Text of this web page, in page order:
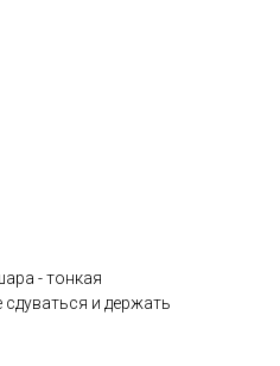
- тонкая
и держать